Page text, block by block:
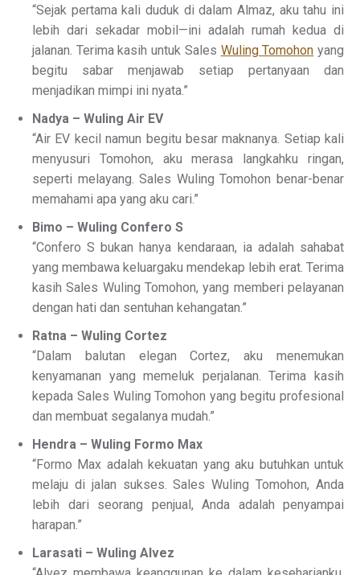
“Sejak pertama kali duduk di dalam Almaz, aku tahu ini
lebih dari sekadar mobil—ini adalah rumah kedua di
jalanan. Terima kasih untuk Sales Wuling Tomohon yang
begitu sabar menjawab setiap pertanyaan dan
menjadikan mimpi ini nyata.”
Nadya – Wuling Air EV
“Air EV kecil namun begitu besar maknanya. Setiap kali
menyusuri Tomohon, aku merasa langkahku ringan,
seperti melayang. Sales Wuling Tomohon benar-benar
memahami apa yang aku cari.”
Bimo – Wuling Confero S
“Confero S bukan hanya kendaraan, ia adalah sahabat
yang membawa keluargaku mendekap lebih erat. Terima
kasih Sales Wuling Tomohon, yang memberi pelayanan
dengan hati dan sentuhan kehangatan.”
Ratna – Wuling Cortez
“Dalam balutan elegan Cortez, aku menemukan
kenyamanan yang memeluk perjalanan. Terima kasih
kepada Sales Wuling Tomohon yang begitu profesional
dan membuat segalanya mudah.”
Hendra – Wuling Formo Max
“Formo Max adalah kekuatan yang aku butuhkan untuk
melaju di jalan sukses. Sales Wuling Tomohon, Anda
lebih dari seorang penjual, Anda adalah penyampai
harapan.”
Larasati – Wuling Alvez